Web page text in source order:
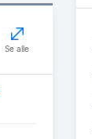
Se alle